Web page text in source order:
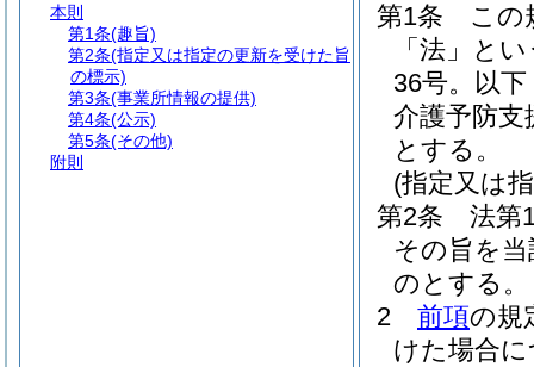
第1条
この
「法」と
36号。以
介護予防
とする。
(指定又は
第2条
法第
その旨を
のとする。
2
前項の規
けた場合
本則
第1条(趣旨)
第2条(指定又は指定の更新を受けた旨
の標示)
第3条(事業所情報の提供)
第4条(公示)
第5条(その他)
附則